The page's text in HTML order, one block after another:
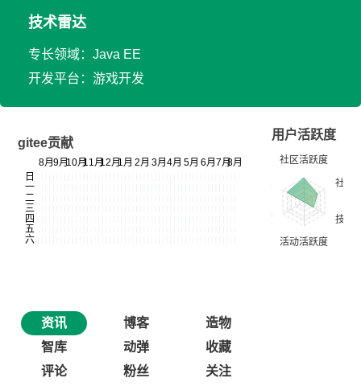
技术雷达
专长领域：Java EE
开发平台：游戏开发
gitee贡献
用户活跃度
资讯 博客
造物
智库
动弹
收藏
评论
粉丝 关注